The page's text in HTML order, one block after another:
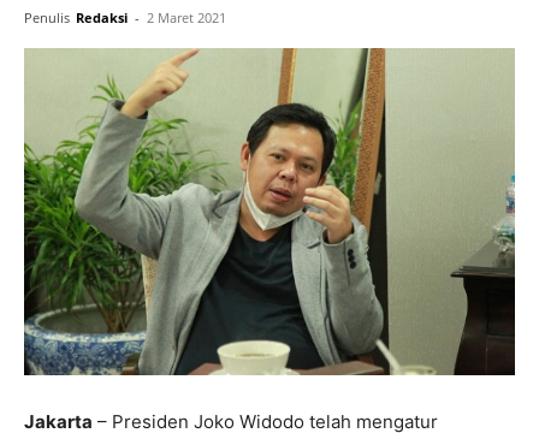
Penulis Redaksi - 2 Maret 2021
Jakarta – Presiden Joko Widodo telah mengatur